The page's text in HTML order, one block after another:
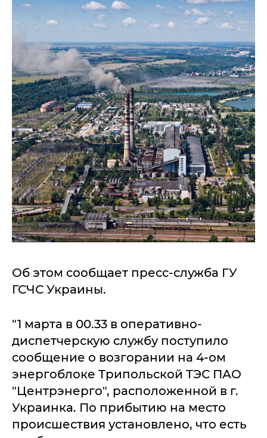
Об этом сообщает пресс-служба ГУ
ГСЧС Украины.
"1 марта в 00.33 в оперативно-
диспетчерскую службу поступило
сообщение о возгорании на 4-ом
энергоблоке Трипольской ТЭС ПАО
"Центрэнерго", расположенной в г.
Украинка. По прибытию на место
происшествия установлено, что есть